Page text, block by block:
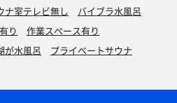
ナ室テレビ無し
バイブラ水風呂
り
作業スペース有り
が水風呂 プライベートサウナ